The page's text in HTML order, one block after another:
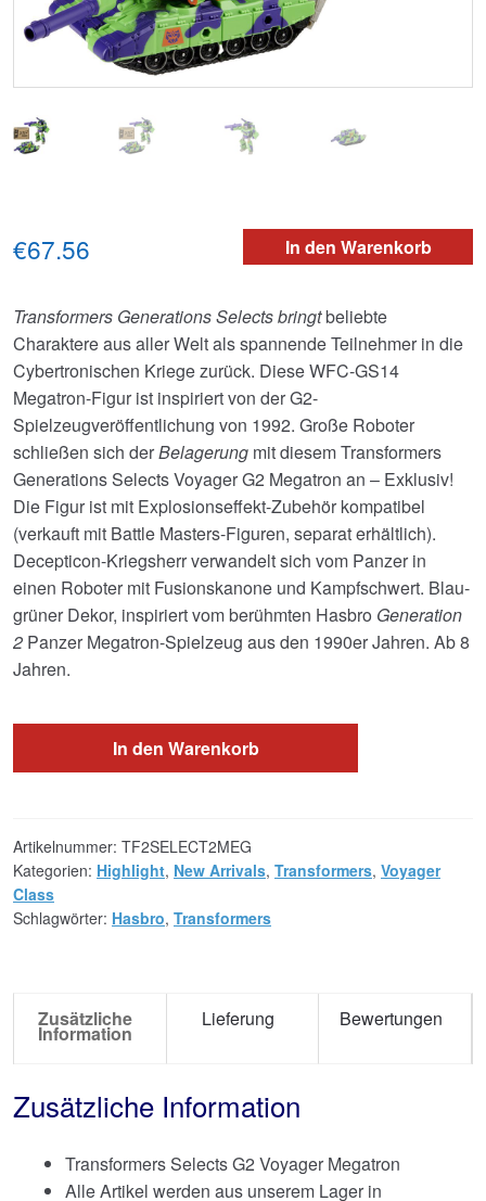
In den Warenkorb
€67.56
Transformers Generations Selects bringtbeliebte
Charaktere aus aller Welt als spannende Teilnehmer in die
Cybertronischen Kriege zurück. Diese WFC-GS14
Megatron-Figur ist inspiriert von der G2-
Spielzeugveröffentlichung von 1992. Große Roboter
schließen sich derBelagerung mit diesem Transformers
Generations Selects Voyager G2 Megatron an – Exklusiv!
Die Figur ist mit Explosionseffekt-Zubehör kompatibel
(verkauft mit Battle Masters-Figuren, separat erhältlich).
Decepticon-Kriegsherr verwandelt sich vom Panzer in
einen Roboter mit Fusionskanone und Kampfschwert. Blau-
grüner Dekor, inspiriert vom berühmten Hasbro Generation
2 Panzer Megatron-Spielzeug aus den 1990er Jahren. Ab 8
Jahren.
In den Warenkorb
Artikelnummer: TF2SELECT2MEG
Kategorien: Highlight, New Arrivals, Transformers, Voyager
Class
Schlagwörter: Hasbro, Transformers
Zusätzliche
Information
Lieferung Bewertungen
Zusätzliche Information
Transformers Selects G2 Voyager Megatron
Alle Artikel werden aus unserem Lager in